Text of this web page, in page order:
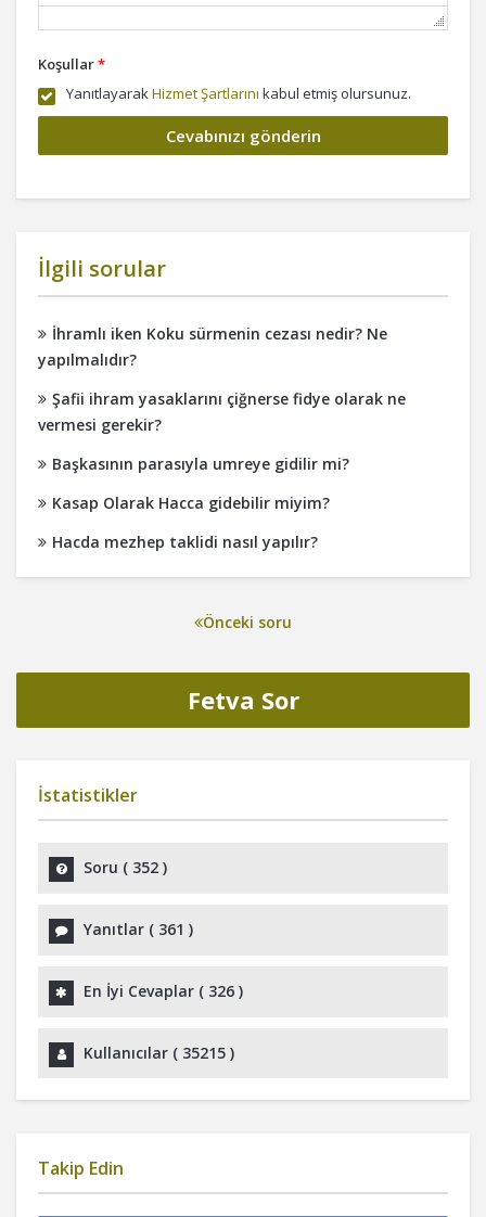
Koşullar*
YanıtlayarakHizmet Şartlarını kabul etmiş olursunuz.
İlgili sorular
İhramlı iken Koku sürmenin cezası nedir? Ne
yapılmalıdır?
Şafii ihram yasaklarını çiğnerse fidye olarak ne
vermesi gerekir?
Başkasının parasıyla umreye gidilir mi?
Kasap Olarak Hacca gidebilir miyim?
Hacda mezhep taklidi nasıl yapılır?
Önceki soru
Fetva Sor
İstatistikler
Soru ( 352 )
Yanıtlar ( 361 )
En İyi Cevaplar ( 326 )
Kullanıcılar ( 35215 )
Takip Edin